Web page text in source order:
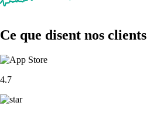
Ce que disent nos clients
4.7